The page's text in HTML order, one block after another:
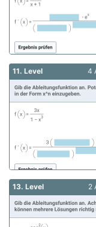
11. Level 4
13. Level 2